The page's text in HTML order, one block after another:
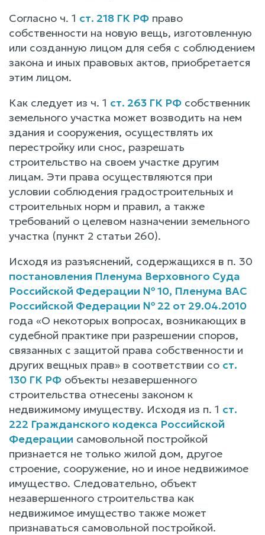
Согласно ч. 1 ст. 218 ГК РФ право
собственности на новую вещь, изготовленную
или созданную лицом для себя с соблюдением
закона и иных правовых актов, приобретается
этим лицом.
Как следует из ч. 1 ст. 263 ГК РФ собственник
земельного участка может возводить на нем
здания и сооружения, осуществлять их
перестройку или снос, разрешать
строительство на своем участке другим
лицам. Эти права осуществляются при
условии соблюдения градостроительных и
строительных норм и правил, а также
требований о целевом назначении земельного
участка (пункт 2 статьи 260).
Исходя из разъяснений, содержащихся в п. 30
постановления Пленума Верховного Суда
Российской Федерации № 10, Пленума ВАС
Российской Федерации № 22 от 29.04.2010
года «О некоторых вопросах, возникающих в
судебной практике при разрешении споров,
связанных с защитой права собственности и
других вещных прав» в соответствии со ст.
130 ГК РФ объекты незавершенного
строительства отнесены законом к
недвижимому имуществу. Исходя из п. 1 ст.
222 Гражданского кодекса Российской
Федерации самовольной постройкой
признается не только жилой дом, другое
строение, сооружение, но и иное недвижимое
имущество. Следовательно, объект
незавершенного строительства как
недвижимое имущество также может
признаваться самовольной постройкой.